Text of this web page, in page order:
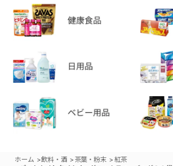
ホーム >飲料・酒 >茶葉・粉末 > 紅茶